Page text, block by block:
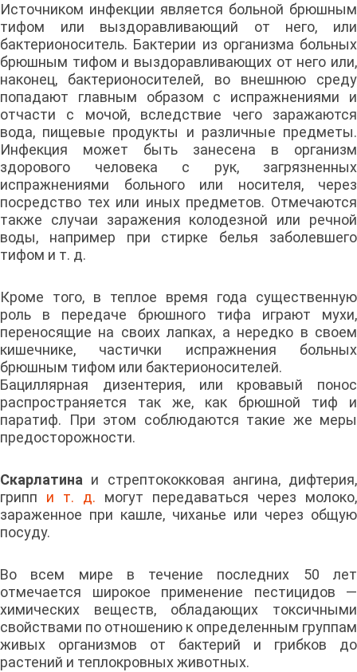
Источником инфекции является больной брюшным
тифом или выздоравливающий от него, или
бактерионоситель. Бактерии из организма больных
брюшным тифом и выздоравливающих от него или,
наконец, бактерионосителей, во внешнюю среду
попадают главным образом с испражнениями и
отчасти с мочой, вследствие чего заражаются
вода, пищевые продукты и различные предметы.
Инфекция может быть занесена в организм
здорового человека с рук, загрязненных
испражнениями больного или носителя, через
посредство тех или иных предметов. Отмечаются
также случаи заражения колодезной или речной
воды, например при стирке белья заболевшего
тифом и т. д.
Кроме того, в теплое время года существенную
роль в передаче брюшного тифа играют мухи,
переносящие на своих лапках, а нередко в своем
кишечнике, частички испражнения больных
брюшным тифом или бактерионосителей.
Бациллярная дизентерия, или кровавый понос
распространяется так же, как брюшной тиф и
паратиф. При этом соблюдаются такие же меры
предосторожности.
Скарлатина и стрептококковая ангина, дифтерия,
грипп и т. д. могут передаваться через молоко,
зараженное при кашле, чиханье или через общую
посуду.
Во всем мире в течение последних 50 лет
отмечается широкое применение пестицидов —
химических веществ, обладающих токсичными
свойствами по отношению к определенным группам
живых организмов от бактерий и грибков до
растений и теплокровных животных.